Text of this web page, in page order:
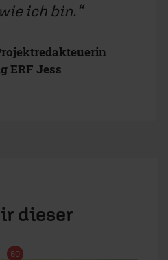
ich bin.
ERF Jess
dieser
50